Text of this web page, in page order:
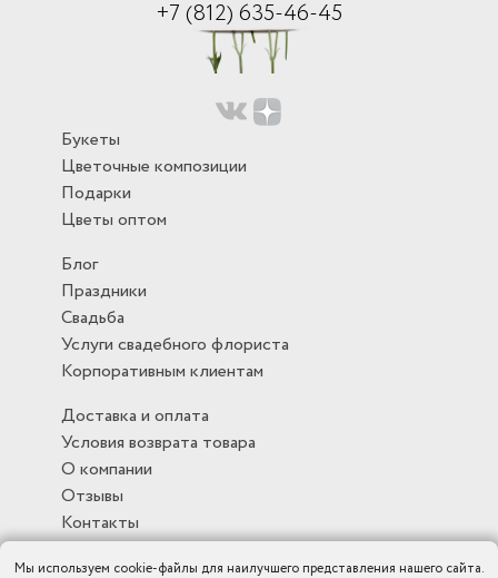
+7 (812) 635-46-45
Букеты
Цветочные композиции
Подарки
Цветы оптом
Блог
Праздники
Свадьба
Услуги свадебного флориста
Корпоративным клиентам
Доставка и оплата
Условия возврата товара
О компании
Отзывы
Контакты
Мы используем cookie-файлы для наилучшего представления нашего сайта.